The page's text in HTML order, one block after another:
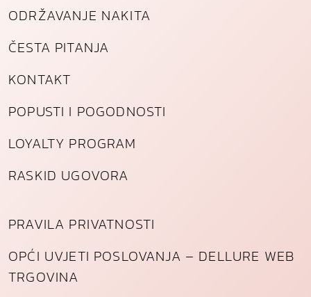
ODRŽAVANJE NAKITA
ČESTA PITANJA
KONTAKT
POPUSTI I POGODNOSTI
LOYALTY PROGRAM
RASKID UGOVORA
PRAVILA PRIVATNOSTI
OPĆI UVJETI POSLOVANJA – DELLURE WEB
TRGOVINA